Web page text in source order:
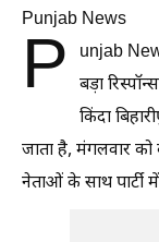
Punjab News
P
unjab
बड़ा
किंदा
जाता है, मंगलवार
नेताओं के साथ पार्टी